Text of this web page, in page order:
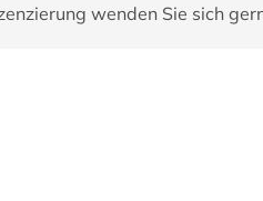
wenden Sie sich